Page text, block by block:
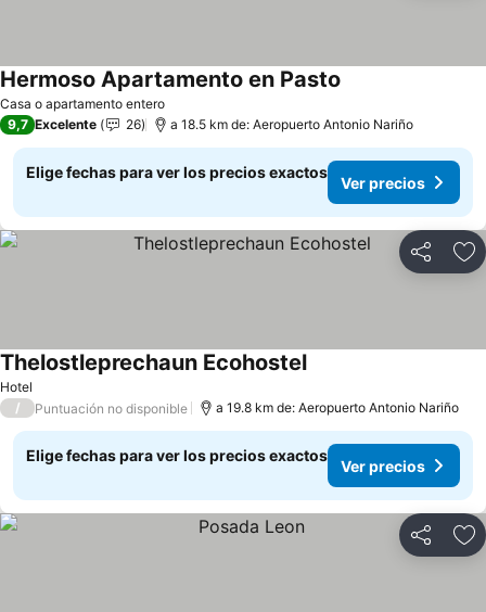
Casa o apartamento entero
Hermoso Apartamento en Pasto
9,7 Excelente 26 a 18.5 km de: Aeropuerto Antonio Nariño
Elige fechas para ver los precios exactos
Ver precios
Compartir
Hotel
Thelostleprechaun EcohostelVer precios
/ Puntuación no disponible a 19.8 km de: Aeropuerto Antonio Nariño
Elige fechas para ver los precios exactos
Ver precios
Compartir